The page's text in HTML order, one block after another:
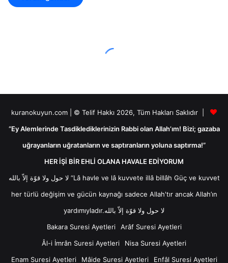
kuranokuyun.com | © Telif Hakkı 2026, Tüm Hakları Saklıdır |
“Ey Alemlerinde Tasdiklediklerinizin Rabbi olan Allah’ım! Bizi; gazaba
uğrayanların uğratanların ve saptıranların yoluna saptırma!”
HER İŞİ BİR EHLİ OLANA HAVALE EDİYORUM
لا حول ولا قوّة إلاّ بالله “Lâ havle ve lâ kuvvete illâ billâh Güç ve kuvvet
her türlü değişim ve gücün kaynağı sadece Allah'tır ancak Allah’ın
yardımıyladır.لا حول ولا قوّة إلاّ بالله
Bakara Suresi Ayetleri
Arâf Suresi Ayetleri
Âl-i İmrân Suresi Ayetleri
Nisa Suresi Ayetleri
Enam Suresi Ayetleri
Mâide Suresi Ayetleri Enfâl Suresi Ayetleri